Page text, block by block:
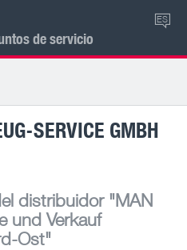
de servicio
ES
SERVICE GMBH
distribuidor"MAN
und Verkauf
Ost"